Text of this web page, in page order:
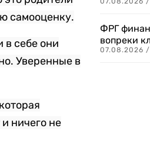
самооценку.
в себе они
Уверенные в
ничего не
ФРГ
вопреки
07.08.2026 /